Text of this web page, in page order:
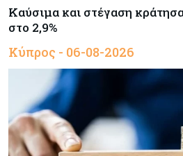
Καύσιμα και στέγαση
στο 2,9%
Κύπρος - 06-08-2026